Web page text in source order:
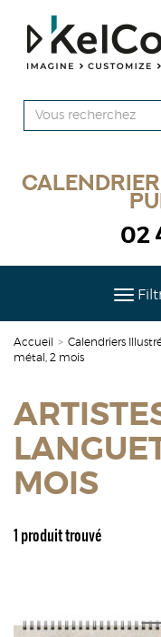
Calendrier
02
Accueil > Calendriers
métal, 2 mois
MOIS
1 produit trouvé